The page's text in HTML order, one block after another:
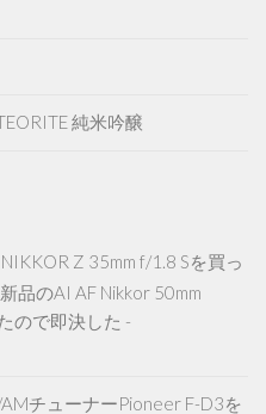
純米吟醸
Z 35mm f/1.8 Sを買っ
品のAI AF Nikkor 50mm
ので即決した -
チューナーPioneer F-D3を